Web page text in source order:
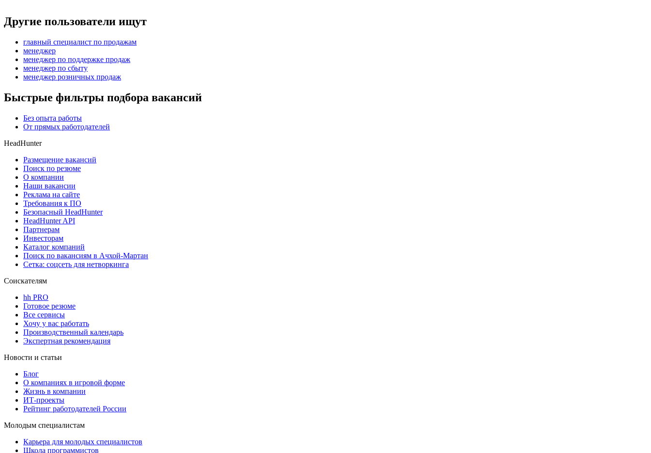
Другие пользователи ищут
главный специалист по продажам
менеджер
менеджер по поддержке продаж
менеджер по сбыту
менеджер розничных продаж
Быстрые фильтры подбора вакансий
Без опыта работы
От прямых работодателей
HeadHunter
Размещение вакансий
Поиск по резюме
О компании
Наши вакансии
Реклама на сайте
Требования к ПО
Безопасный HeadHunter
HeadHunter API
Партнерам
Инвесторам
Каталог компаний
Поиск по вакансиям в Ачхой-Мартан
Сетка: соцсеть для нетворкинга
Соискателям
hh PRO
Готовое резюме
Все сервисы
Хочу у вас работать
Производственный календарь
Экспертная рекомендация
Новости и статьи
Блог
О компаниях в игровой форме
Жизнь в компании
ИТ-проекты
Рейтинг работодателей России
Молодым специалистам
Карьера для молодых специалистов
Школа программистов